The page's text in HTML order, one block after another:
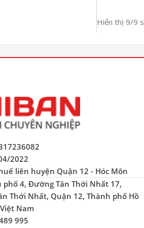
Hiển thị 9/9
2022
liên huyện Quận 12 - Hóc Môn
phố 4, Đường Tân Thới Nhất 17,
Thới Nhất, Quận 12, Thành phố Hồ
Nam
995